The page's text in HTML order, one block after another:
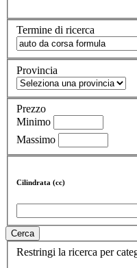
Termine di ricerca
Provincia
Prezzo
Minimo
Massimo
Cilindrata (cc)
Cerca
Restringi la ricerca per